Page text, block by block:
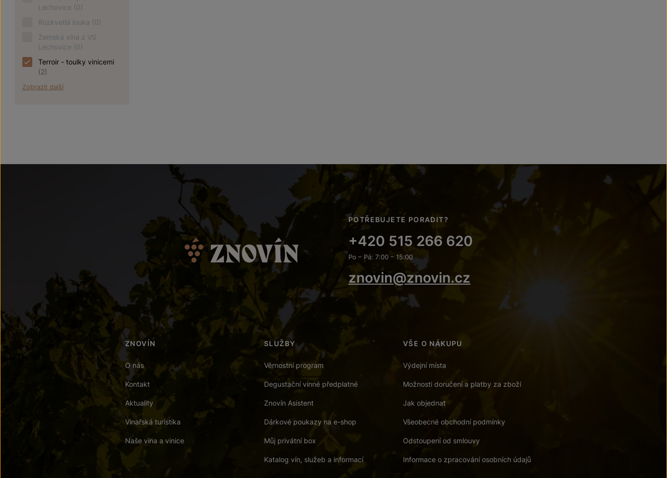
Lechovice (0)
Rozkvetlá louka (0)
Zemská vína z VS
Lechovice (0)
Terroir - toulky vinicemi
(2)
Zobrazit další
POTŘEBUJETE PORADIT?
+420 515 266 620
Po – Pá: 7:00 – 15:00
znovin@znovin.cz
ZNOVÍN
O nás
Kontakt
Aktuality
Vinařská turistika
Naše vína a vinice
SLUŽBY
Věrnostní program
Degustační vinné předplatné
Znovín Asistent
Dárkové poukazy na e-shop
Můj privátní box
Katalog vín, služeb a informací
VŠE O NÁKUPU
Výdejní místa
Možnosti doručení a platby za zboží
Jak objednat
Všeobecné obchodní podmínky
Odstoupení od smlouvy
Informace o zpracování osobních údajů